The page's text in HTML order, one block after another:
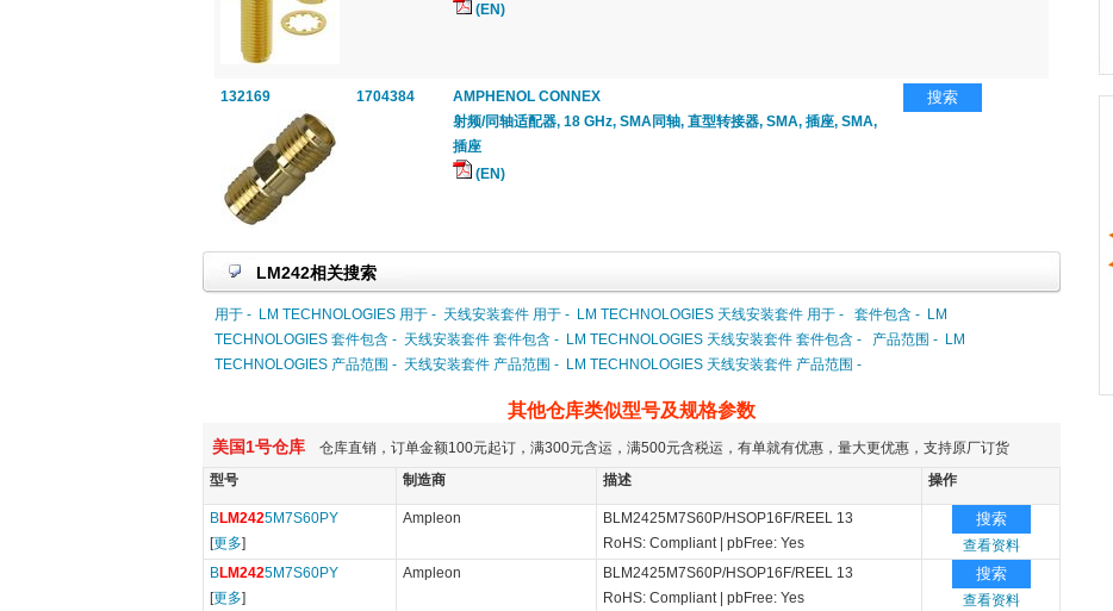
(EN)
132169 1704384
AMPHENOL CONNEX
射频/同轴适配器, 18 GHz, SMA同轴, 直型转接器, SMA, 插座, SMA,
插座
(EN)
搜索
LM242相关搜索
用于 - LM TECHNOLOGIES 用于 - 天线安装套件 用于 - LM TECHNOLOGIES 天线安装套件 用于 - 套件包含 - LM
TECHNOLOGIES 套件包含 - 天线安装套件 套件包含 - LM TECHNOLOGIES 天线安装套件 套件包含 - 产品范围 - LM
TECHNOLOGIES 产品范围 - 天线安装套件 产品范围 - LM TECHNOLOGIES 天线安装套件 产品范围 -
其他仓库类似型号及规格参数
美国1号仓库 仓库直销，订单金额100元起订，满300元含运，满500元含税运，有单就有优惠，量大更优惠，支持原厂订货
型号
制造商 描述 操作
BLM2425M7S60PY
[更多]
Ampleon
BLM2425M7S60P/HSOP16F/REEL 13
RoHS: Compliant pbFree: Yes
搜索
查看资料
BLM2425M7S60PY
[更多]
Ampleon
BLM2425M7S60P/HSOP16F/REEL 13
RoHS: Compliant pbFree: Yes
搜索
查看资料